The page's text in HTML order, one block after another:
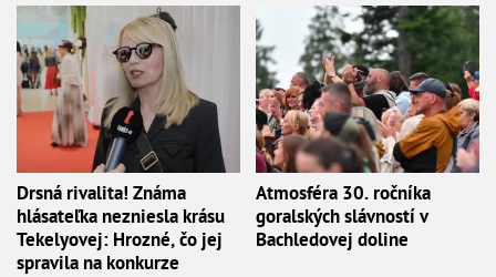
Drsná rivalita! Známa
hlásateľka nezniesla krásu
Tekelyovej: Hrozné, čo jej
spravila na konkurze
Atmosféra 30. ročníka
goralských slávností v
Bachledovej doline